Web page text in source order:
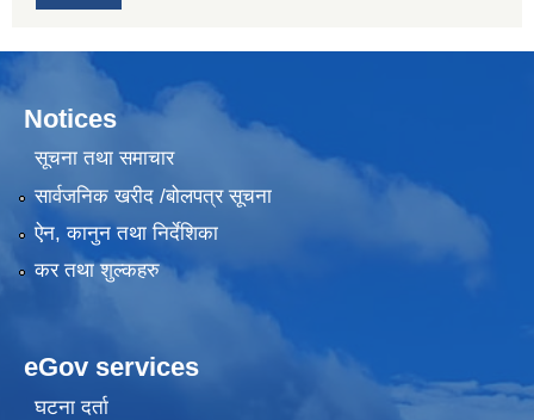
Notices
सूचना तथा समाचार
सार्वजनिक खरीद /बोलपत्र सूचना
ऐन, कानुन तथा निर्देशिका
कर तथा शुल्कहरु
eGov services
घटना दर्ता